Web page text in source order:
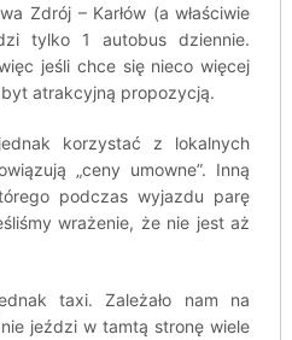
Zdrój – Karłów (a właściwie
tylko 1 autobus dziennie.
jeśli chce się nieco więcej
atrakcyjną propozycją.
korzystać z lokalnych
„ceny umowne”. Inną
podczas wyjazdu parę
wrażenie, że nie jest aż
taxi. Zależało nam na
jeździ w tamtą stronę wiele